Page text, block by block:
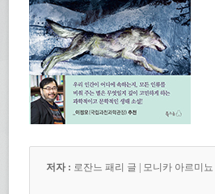
저자 : 로잔느 패리 글 | 모니카 아르미